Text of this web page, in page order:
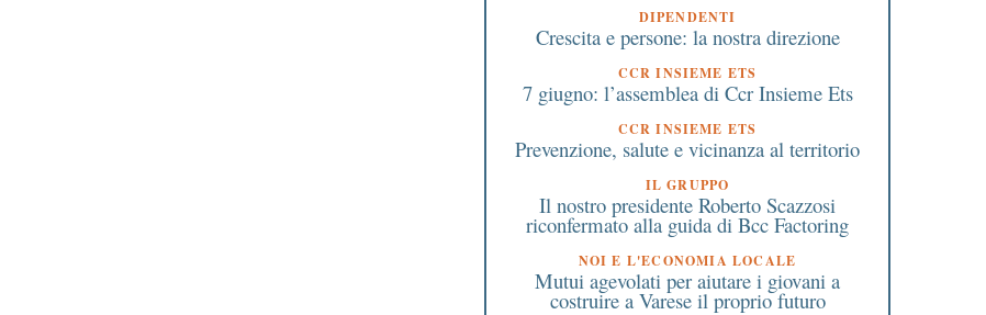
DIPENDENTI
Crescita e persone: la nostra direzione
CCR INSIEME ETS
7 giugno: l’assemblea di Ccr Insieme Ets
CCR INSIEME ETS
Prevenzione, salute e vicinanza al territorio
IL GRUPPO
Il nostro presidente Roberto Scazzosi
riconfermato alla guida di Bcc Factoring
NOI E L'ECONOMIA LOCALE
Mutui agevolati per aiutare i giovani a
costruire a Varese il proprio futuro